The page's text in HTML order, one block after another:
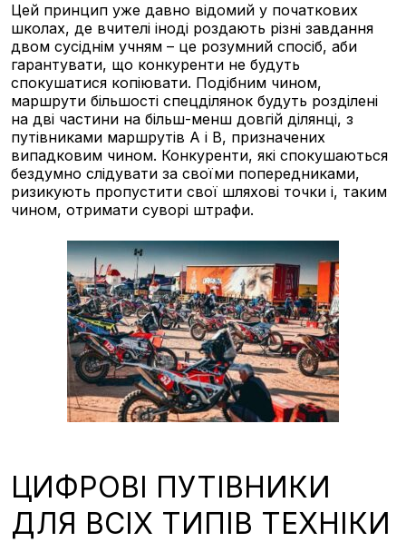
Цей принцип уже давно відомий у початкових
школах, де вчителі іноді роздають різні завдання
двом сусіднім учням – це розумний спосіб, аби
гарантувати, що конкуренти не будуть
спокушатися копіювати. Подібним чином,
маршрути більшості спецділянок будуть розділені
на дві частини на більш-менш довгій ділянці, з
путівниками маршрутів A і B, призначених
випадковим чином. Конкуренти, які спокушаються
бездумно слідувати за своїми попередниками,
ризикують пропустити свої шляхові точки і, таким
чином, отримати суворі штрафи.
ЦИФРОВІ ПУТІВНИКИ
ДЛЯ ВСІХ ТИПІВ ТЕХНІКИ